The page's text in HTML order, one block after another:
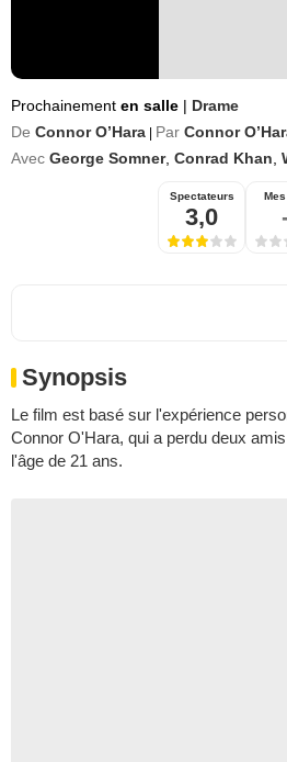
Prochainement en salle | Drame
De Connor O’Hara Par Connor
Avec George Somner, Conrad Khan
Spectateurs
3,0
Synopsis
Le film est basé sur l'expérience
Connor O'Hara, qui a perdu deux
l'âge de 21 ans.